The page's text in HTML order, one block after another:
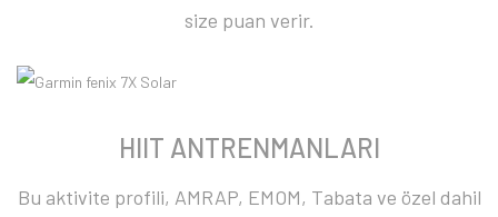
size puan verir.
HIIT ANTRENMANLARI
Bu aktivite profili, AMRAP, EMOM, Tabata ve özel dahil